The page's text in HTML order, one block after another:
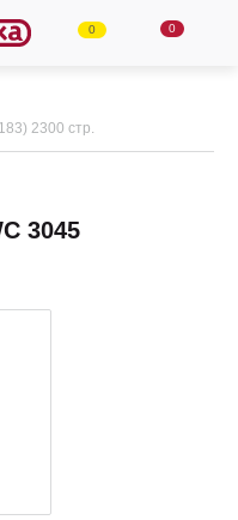
0 0
2300 стр.
3045